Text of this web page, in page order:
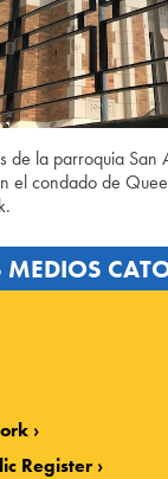
de la parroquia San
el condado de
MEDIOS
Register